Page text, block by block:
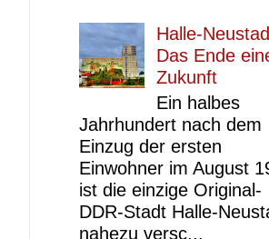
Halle-
Das Ende
Zukunft
Ein halbes
Jahrhundert nach dem
Einzug der ersten
Einwohner im August
ist die einzige Original-
DDR-Stadt Halle-
nahezu versc...